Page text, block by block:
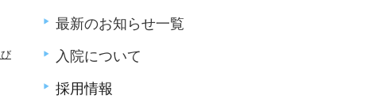
最新のお知らせ一覧
入院について
採用情報